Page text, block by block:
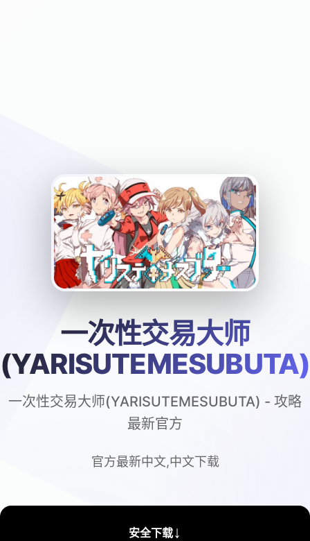
一次性交易大师
(YARISUTEMESUBUTA)
一次性交易大师(YARISUTEMESUBUTA) - 攻略
最新官方
官方最新中文,中文下载
安全下载↓